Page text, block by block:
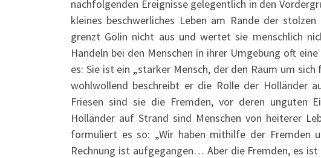
nachfolgenden Ereignisse gelegentlich in den
kleines beschwerliches Leben am Rande der
grenzt Gölin nicht aus und wertet sie menschlich
Handeln bei den Menschen in ihrer Umgebung oft
es: Sie ist ein „starker Mensch, der den Raum um
wohlwollend beschreibt er die Rolle der Holländer
Friesen sind sie die Fremden, vor deren unguten
Holländer auf Strand sind Menschen von heiterer
formuliert es so: „Wir haben mithilfe der Fremden
Rechnung ist aufgegangen… Aber die Fremden, es